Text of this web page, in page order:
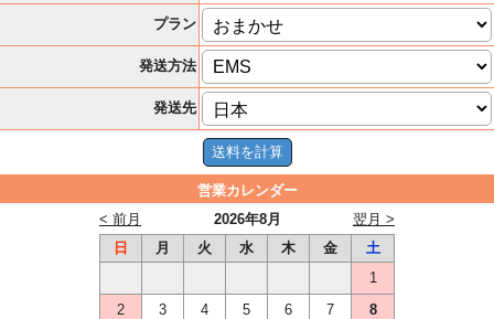
プラン
発送方法
発送先
営業カレンダー
2026年8月
< 前月
翌月 >
日
月 火 水 木 金
土
1
2
3 4 5 6 7
8